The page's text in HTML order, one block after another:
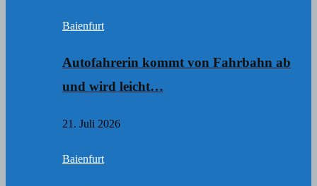
Baienfurt
Autofahrerin kommt von Fahrbahn ab
und wird leicht…
21. Juli 2026
Baienfurt